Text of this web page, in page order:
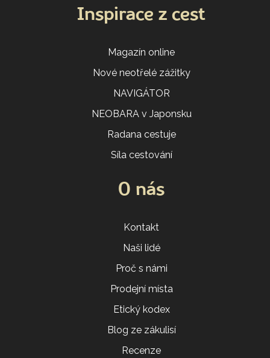
Inspirace z cest
Magazín online
Nové neotřelé zážitky
NAVIGÁTOR
NEOBARA v Japonsku
Radana cestuje
Síla cestování
O nás
Kontakt
Naši lidé
Proč s námi
Prodejní místa
Etický kodex
Blog ze zákulisí
Recenze